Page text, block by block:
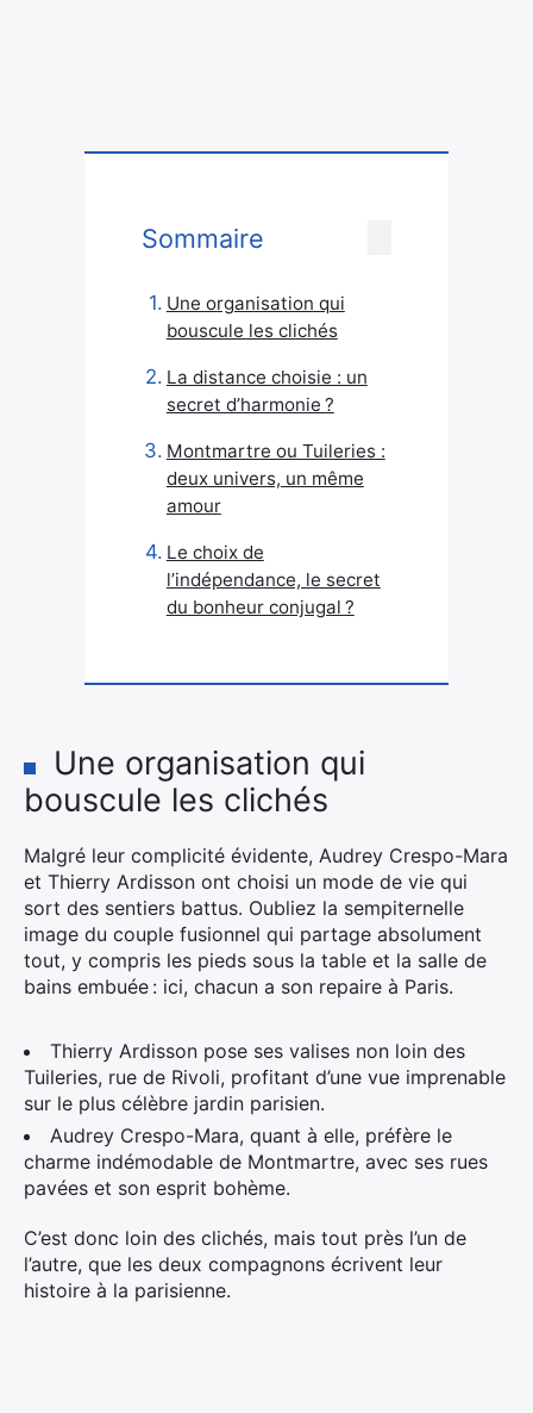
Sommaire
Une organisation qui
bouscule les clichés
La distance choisie : un
secret d’harmonie ?
Montmartre ou Tuileries :
deux univers, un même
amour
Le choix de
l’indépendance, le secret
du bonheur conjugal ?
Une organisation qui
bouscule les clichés
Malgré leur complicité évidente, Audrey Crespo-Mara
et Thierry Ardisson ont choisi un mode de vie qui
sort des sentiers battus. Oubliez la sempiternelle
image du couple fusionnel qui partage absolument
tout, y compris les pieds sous la table et la salle de
bains embuée : ici, chacun a son repaire à Paris.
Thierry Ardisson pose ses valises non loin des
Tuileries, rue de Rivoli, profitant d’une vue imprenable
sur le plus célèbre jardin parisien.
Audrey Crespo-Mara, quant à elle, préfère le
charme indémodable de Montmartre, avec ses rues
pavées et son esprit bohème.
C’est donc loin des clichés, mais tout près l’un de
l’autre, que les deux compagnons écrivent leur
histoire à la parisienne.